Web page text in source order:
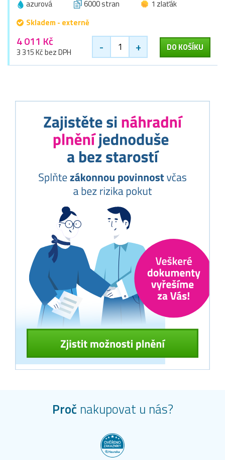
azurová 6000 stran
1 zlaťák
Skladem - externě
4 011 Kč
3 315 Kč bez DPH - + DO KOŠÍKU
Proč nakupovat u nás?